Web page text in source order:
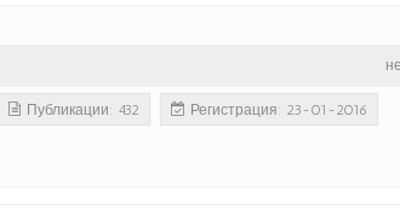
Публикации: 432 Регистрация: 23-01-2016